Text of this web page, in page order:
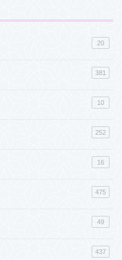
20
381
10
252
16
475
49
437